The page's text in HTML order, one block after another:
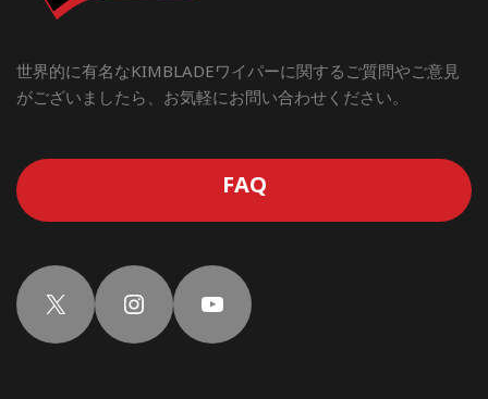
世界的に有名なKIMBLADEワイパーに関するご質問やご意見
がございましたら、お気軽にお問い合わせください。
FAQ